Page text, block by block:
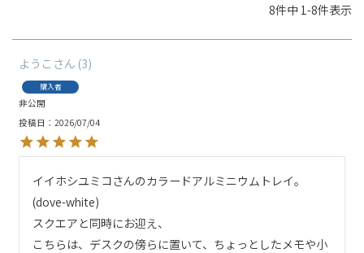
8件中 1 -8件表示
ようこ 3
購入者
非公開
投稿日
2026/07/04
イイホシユミコさんのカラードアルミニウムトレイ。
(dove-white)
スクエアと同時にお迎え、
こちらは、デスクの傍らに置いて、ちょっとしたメモや小